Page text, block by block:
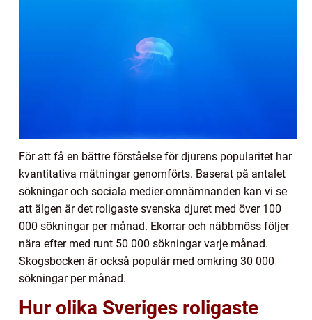
För att få en bättre förståelse för djurens popularitet har
kvantitativa mätningar genomförts. Baserat på antalet
sökningar och sociala medier-omnämnanden kan vi se
att älgen är det roligaste svenska djuret med över 100
000 sökningar per månad. Ekorrar och näbbmöss följer
nära efter med runt 50 000 sökningar varje månad.
Skogsbocken är också populär med omkring 30 000
sökningar per månad.
Hur olika Sveriges roligaste